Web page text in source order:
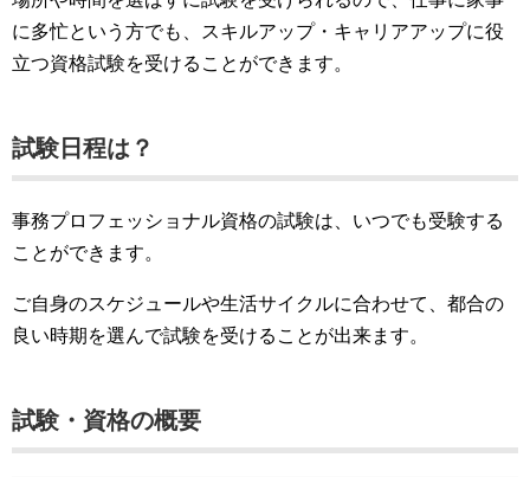
に多忙という方でも、スキルアップ・キャリアアップに役
立つ資格試験を受けることができます。
試験日程は？
事務プロフェッショナル資格の試験は、いつでも受験する
ことができます。
ご自身のスケジュールや生活サイクルに合わせて、都合の
良い時期を選んで試験を受けることが出来ます。
試験・資格の概要